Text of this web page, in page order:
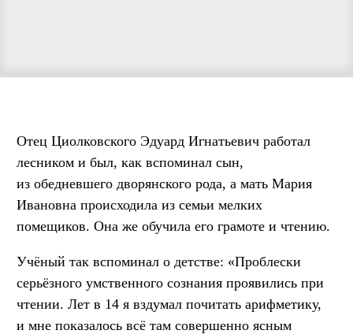
Отец Циолковского Эдуард Игнатьевич работал
лесником и был, как вспоминал сын,
из обедневшего дворянского рода, а мать Мария
Ивановна происходила из семьи мелких
помещиков. Она же обучила его грамоте и чтению.
Учёный так вспоминал о детстве: «Проблески
серьёзного умственного сознания проявились при
чтении. Лет в 14 я вздумал почитать арифметику,
и мне показалось всё там совершенно ясным